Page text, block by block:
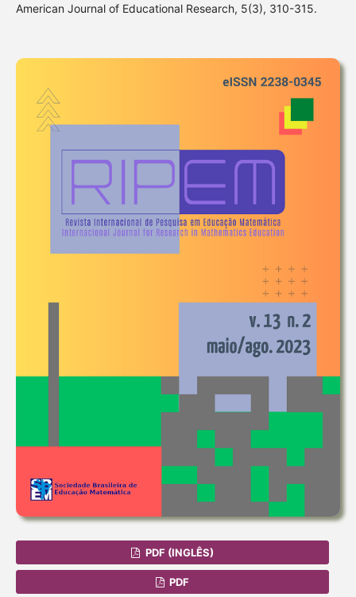
American Journal of Educational Research, 5(3), 310-315.
PDF (INGLÊS)
PDF